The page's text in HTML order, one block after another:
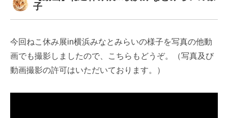
子
今回ねこ休み展in横浜みなとみらいの様子を写真の他動
画でも撮影しましたので、こちらもどうぞ。（写真及び
動画撮影の許可はいただいております。）